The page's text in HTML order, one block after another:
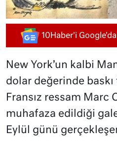
10Haber'i
New York’un kalbi
dolar değerinde baskı
Fransız ressam Marc
muhafaza edildiği
Eylül günü gerçekleşen